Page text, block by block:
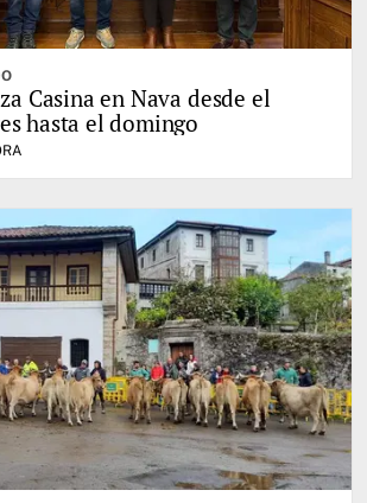
Casina en Nava desde el
hasta el domingo